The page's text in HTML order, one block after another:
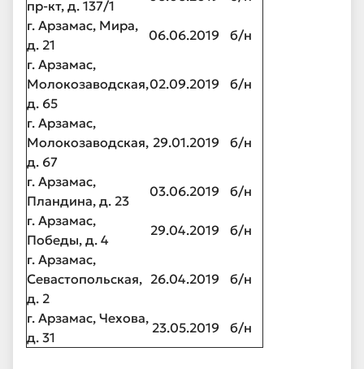
пр-кт, д. 137/1
г. Арзамас, Мира,
д. 21
06.06.2019
б/н
г. Арзамас,
Молокозаводская,
д. 65
02.09.2019 б/н
г. Арзамас,
Молокозаводская,
д. 67
29.01.2019 б/н
г. Арзамас,
Пландина, д. 23
03.06.2019
б/н
г. Арзамас,
Победы, д. 4
29.04.2019
б/н
г. Арзамас,
Севастопольская,
д. 2
26.04.2019 б/н
г. Арзамас, Чехова,
д. 31
23.05.2019 б/н